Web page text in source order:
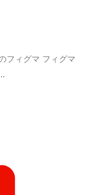
フィグマ フィグマ